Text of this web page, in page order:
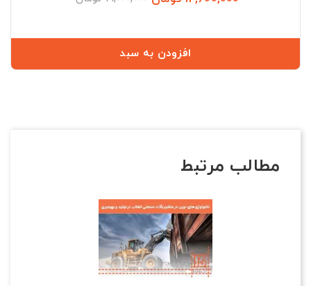
افزودن به سبد
مطالب مرتبط